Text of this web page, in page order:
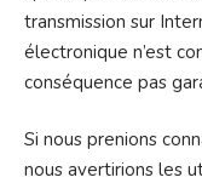
transmission sur
électronique n’est
conséquence pas
Si nous prenions
nous avertirions les